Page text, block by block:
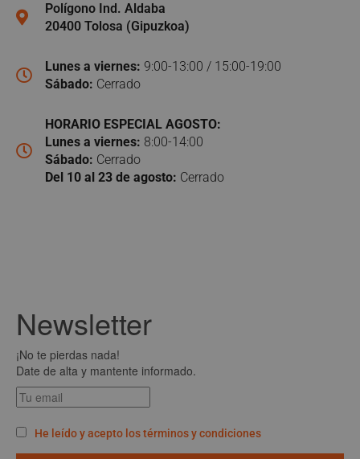
Polígono Ind. Aldaba
20400 Tolosa (Gipuzkoa)
Lunes a viernes: 9:00-13:00 / 15:00-19:00
Sábado: Cerrado
HORARIO ESPECIAL AGOSTO:
Lunes a viernes: 8:00-14:00
Sábado: Cerrado
Del 10 al 23 de agosto: Cerrado
Newsletter
¡No te pierdas nada!
Date de alta y mantente informado.
He leído y acepto los términos y condiciones